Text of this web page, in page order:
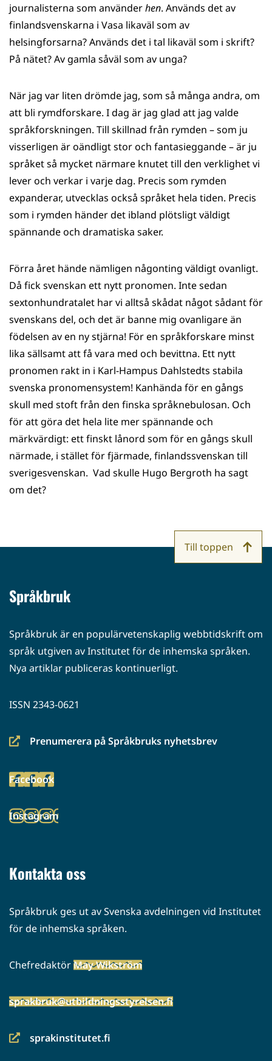
journalisterna som använderhen. Används det av
finlandsvenskarna i Vasa likaväl som av
helsingforsarna? Används det i tal likaväl som i skrift?
På nätet? Av gamla såväl som av unga?
När jag var liten drömde jag, som så många andra, om
att bli rymdforskare. I dag är jag glad att jag valde
språkforskningen. Till skillnad från rymden – som ju
visserligen är oändligt stor och fantasieggande – är ju
språket så mycket närmare knutet till den verklighet vi
lever och verkar i varje dag. Precis som rymden
expanderar, utvecklas också språket hela tiden. Precis
som i rymden händer det ibland plötsligt väldigt
spännande och dramatiska saker.
Förra året hände nämligen någonting väldigt ovanligt.
Då fick svenskan ett nytt pronomen. Inte sedan
sextonhundratalet har vi alltså skådat något sådant för
svenskans del, och det är banne mig ovanligare än
födelsen av en ny stjärna! För en språkforskare minst
lika sällsamt att få vara med och bevittna. Ett nytt
pronomen rakt in i Karl-Hampus Dahlstedts stabila
svenska pronomensystem! Kanhända för en gångs
skull med stoft från den finska språknebulosan. Och
för att göra det hela lite mer spännande och
märkvärdigt: ett finskt lånord som för en gångs skull
närmade, i stället för fjärmade, finlandssvenskan till
sverigesvenskan. Vad skulle Hugo Bergroth ha sagt
om det?
Språkbruk
Språkbruk är en populärvetenskaplig webbtidskrift om
språk utgiven av Institutet för de inhemska språken.
Nya artiklar publiceras kontinuerligt.
ISSN 2343-0621
Prenumerera på Språkbruks nyhetsbrev
(siirryt
palveluun)
Facebook
(siirryt
palveluun)
Instagram
(siirryt
Kontakta oss
Språkbruk ges ut av Svenska avdelningen vid Institutet
för de inhemska språken.
ChefredaktörMay Wikström
sprakbruk@utbildningsstyrelsen.fi
sprakinstitutet.fi
(siirryt
Till toppen